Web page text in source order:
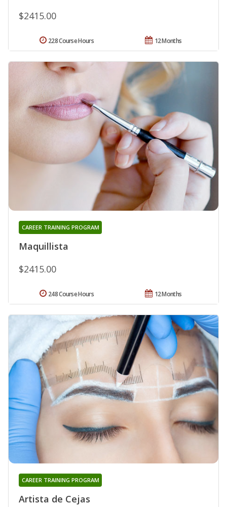
$2415.00
12 Months
228 Course Hours
Maquillista
CAREER TRAINING PROGRAM
$2415.00
12 Months
248 Course Hours
Artista de Cejas
CAREER TRAINING PROGRAM